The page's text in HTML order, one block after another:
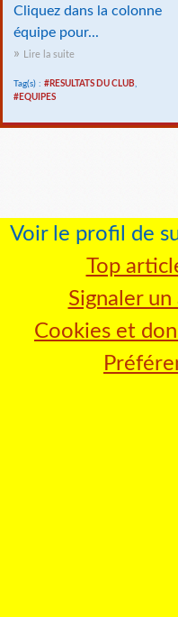
Cliquez dans la colonne
équipe pour...
Lire la suite
Tag(s) : #RESULTATS DU CLUB,
#EQUIPES
Voir le profil de
Top
Signaler un
Cookies et